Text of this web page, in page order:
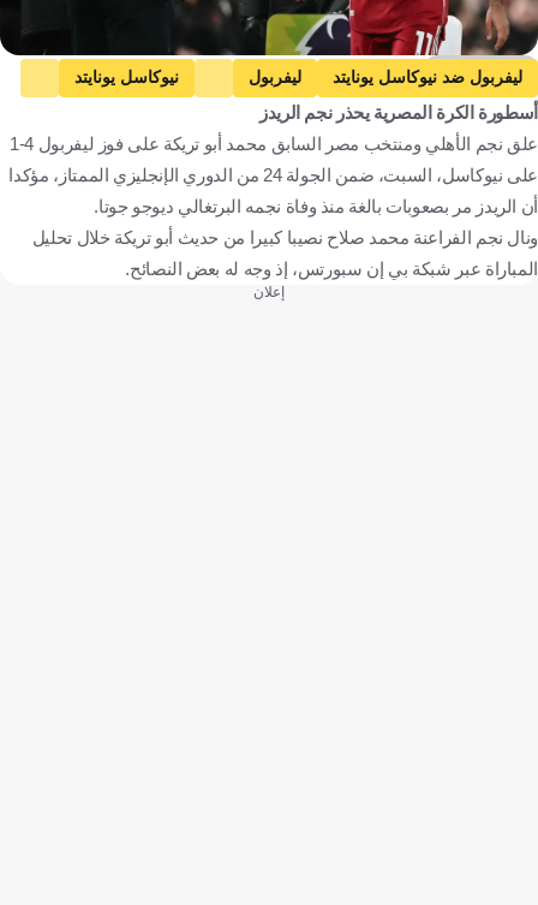
Getty Images
ليفربول ضد نيوكاسل يونايتد ليفربول
نيوكاسل يونايتد
الدوري الإنجليزي الممتاز
محمد صلاح
كرة قدم
أسطورة الكرة المصرية يحذر نجم الريدز
علق نجم الأهلي ومنتخب مصر السابق محمد أبو تريكة على فوز ليفربول 4-1
على نيوكاسل، السبت، ضمن الجولة 24 من الدوري الإنجليزي الممتاز، مؤكدا
أن الريدز مر بصعوبات بالغة منذ وفاة نجمه البرتغالي ديوجو جوتا.
ونال نجم الفراعنة محمد صلاح نصيبا كبيرا من حديث أبو تريكة خلال تحليل
المباراة عبر شبكة بي إن سبورتس، إذ وجه له بعض النصائح.
إعلان